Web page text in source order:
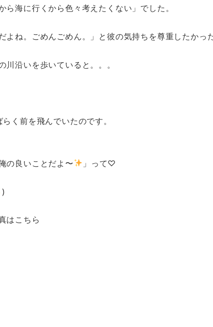
海に行くから色々考えたくない」でした。
ね。ごめんごめん。」と彼の気持ちを尊重したかっ
沿いを歩いていると。。。
く前を飛んでいたのです。
の良いことだよ〜
」って♡
)
はこちら